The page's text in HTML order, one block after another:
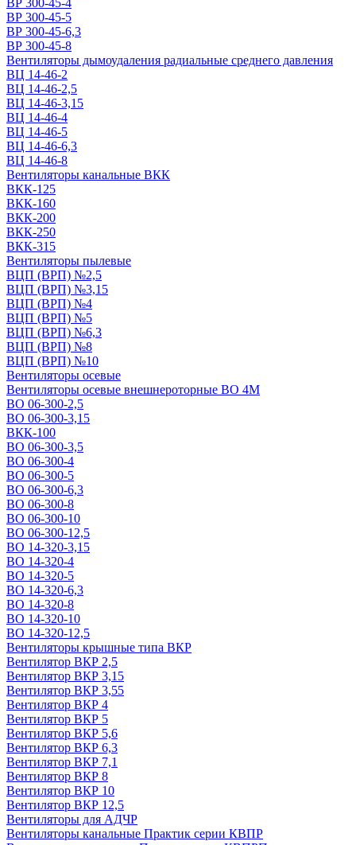
ВР 300-45-4
ВР 300-45-5
ВР 300-45-6,3
ВР 300-45-8
Вентиляторы дымоудаления радиальные среднего давления
ВЦ 14-46-2
ВЦ 14-46-2,5
ВЦ 14-46-3,15
ВЦ 14-46-4
ВЦ 14-46-5
ВЦ 14-46-6,3
ВЦ 14-46-8
Вентиляторы канальные ВКК
ВКК-125
ВКК-160
ВКК-200
ВКК-250
ВКК-315
Вентиляторы пылевые
ВЦП (ВРП) №2,5
ВЦП (ВРП) №3,15
ВЦП (ВРП) №4
ВЦП (ВРП) №5
ВЦП (ВРП) №6,3
ВЦП (ВРП) №8
ВЦП (ВРП) №10
Вентиляторы осевые
Вентиляторы осевые внешнероторные ВО 4М
ВО 06-300-2,5
ВО 06-300-3,15
ВКК-100
ВО 06-300-3,5
ВО 06-300-4
ВО 06-300-5
ВО 06-300-6,3
ВО 06-300-8
ВО 06-300-10
ВО 06-300-12,5
ВО 14-320-3,15
ВО 14-320-4
ВО 14-320-5
ВО 14-320-6,3
ВО 14-320-8
ВО 14-320-10
ВО 14-320-12,5
Вентиляторы крышные типа ВКР
Вентилятор ВКР 2,5
Вентилятор ВКР 3,15
Вентилятор ВКР 3,55
Вентилятор ВКР 4
Вентилятор ВКР 5
Вентилятор ВКР 5,6
Вентилятор ВКР 6,3
Вентилятор ВКР 7,1
Вентилятор ВКР 8
Вентилятор ВКР 10
Вентилятор ВКР 12,5
Вентиляторы для АДЧР
Вентиляторы канальные Практик серии КВПР